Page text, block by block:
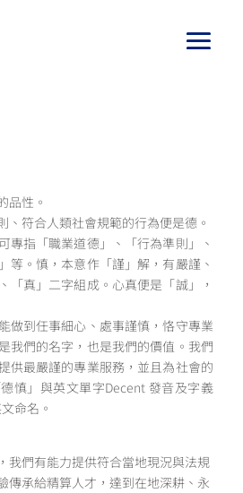
品性。
、符合人類社會規範的行為便是德。
專指「職業道德」、「行為準則」、
等。 慎，本意作「謹」解，有嚴謹、
「真」二字組成。心真便是「誠」，
做到任事細心、處事謹慎，恪守專業
我們的名字，也是我們的價值。 我們
供最嚴謹的專業服務，並且為社會的
德慎」與英文單字Decent 發音及字義
命名。
我們有能力提供符合當地現況與法規
傳承給精算人才，達到在地深耕、永